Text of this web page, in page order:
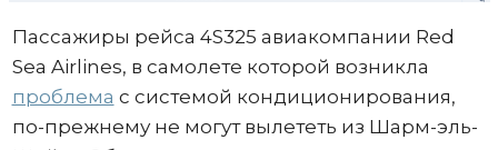
Пассажиры рейса 4S325 авиакомпании Red
Sea Airlines, в самолете которой возникла
проблема с системой кондиционирования,
по-прежнему не могут вылететь из Шарм-эль-